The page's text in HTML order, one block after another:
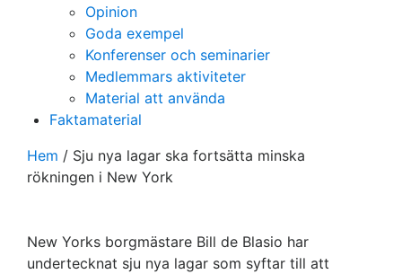
Opinion
Goda exempel
Konferenser och seminarier
Medlemmars aktiviteter
Material att använda
Faktamaterial
Hem / Sju nya lagar ska fortsätta minska
rökningen i New York
New Yorks borgmästare Bill de Blasio har
undertecknat sju nya lagar som syftar till att